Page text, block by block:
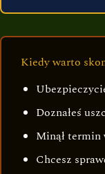
Kiedy warto
Doznałeś
Minął termin
Chcesz